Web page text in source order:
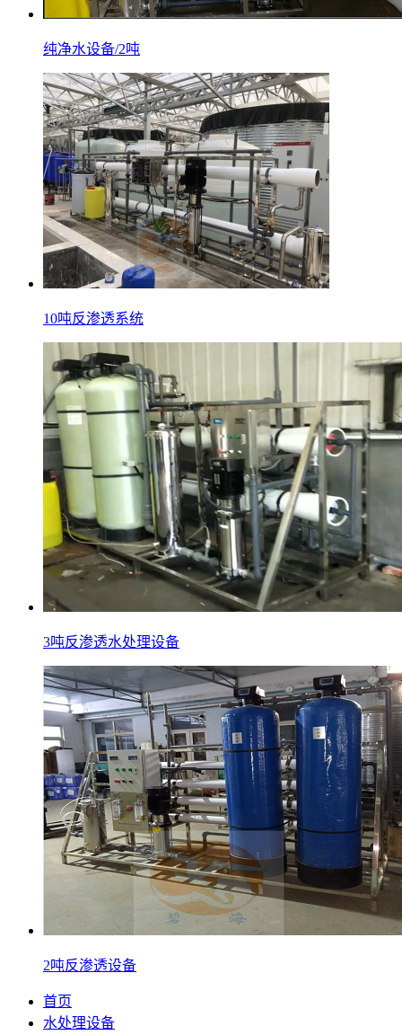
纯净水设备/2吨
10吨反渗透系统
3吨反渗透水处理设备
2吨反渗透设备
首页
水处理设备